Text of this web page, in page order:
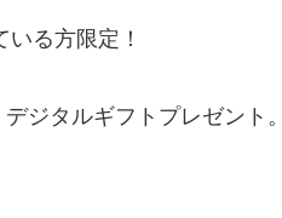
る方限定！
ジタルギフトプレゼント。